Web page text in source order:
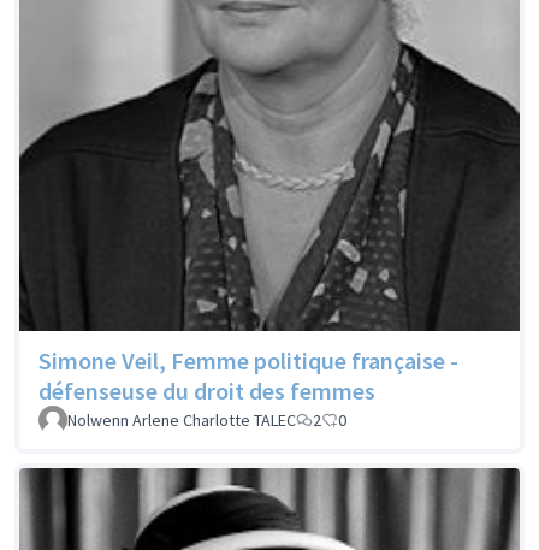
Simone Veil, Femme politique française -
défenseuse du droit des femmes
Nolwenn Arlene Charlotte TALEC 2 0